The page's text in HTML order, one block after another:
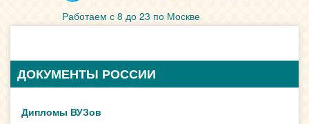
Работаем с 8 до 23 по Москве
ДОКУМЕНТЫ РОССИИ
Дипломы ВУЗов